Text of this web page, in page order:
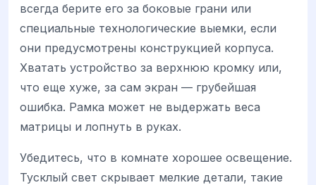
всегда берите его за боковые грани или
специальные технологические выемки, если
они предусмотрены конструкцией корпуса.
Хватать устройство за верхнюю кромку или,
что еще хуже, за сам экран — грубейшая
ошибка. Рамка может не выдержать веса
матрицы и лопнуть в руках.
Убедитесь, что в комнате хорошее освещение.
Тусклый свет скрывает мелкие детали, такие